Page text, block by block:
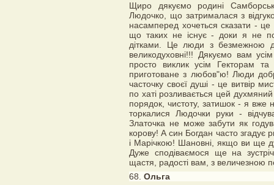
Щиро дякуємо родині
Людочко, що затрималася з
насамперед хочеться сказати -
що таких не існує - доки я не
дітками. Це люди з безмежною
великодуховні!!! Дякуємо вам
просто виклик усім Гекторам
приготоване з любов"ю! Люди
часточку своєї душі - це витвір
по хаті розливається цей
порядок, чистоту, затишок - я
торкалися Людочки руки -
Златочка не може забути як
корову! А син Богдан часто згадує
і Марічкою! Шановні, якщо ви ще
Дуже сподіваємося ще на
щастя, радості вам, з величезною
68. Ольга